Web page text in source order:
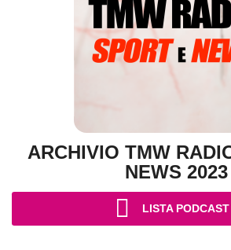
ARCHIVIO TMW
NEWS 2023
LISTA PODCAST